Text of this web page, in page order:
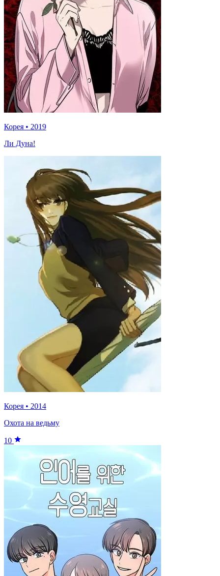
Корея • 2019
Ли Дуна!
Корея • 2014
Охота на ведьму
10